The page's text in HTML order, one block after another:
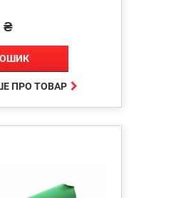
₴
ПРО ТОВАР